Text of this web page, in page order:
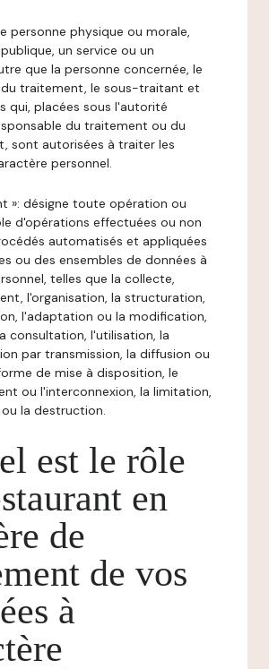
personne physique ou morale,
un service ou un
que la personne concernée, le
traitement, le sous-traitant et
qui, placées sous l'autorité
du traitement ou du
sont autorisées à traiter les
personnel.
»: désigne toute opération ou
d'opérations effectuées ou non
automatisés et appliquées
ou des ensembles de données à
telles que la collecte,
l'organisation, la structuration,
l'adaptation ou la modification,
consultation, l'utilisation, la
par transmission, la diffusion ou
de mise à disposition, le
ou l'interconnexion, la limitation,
la destruction.
est le rôle
en
de
de vos
à